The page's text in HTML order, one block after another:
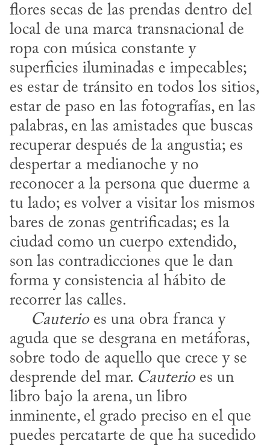
flores secas de las prendas dentro del
local de una marca transnacional de
ropa con música constante y
superficies iluminadas e impecables;
es estar de tránsito en todos los sitios,
estar de paso en las fotografías, en las
palabras, en las amistades que buscas
recuperar después de la angustia; es
despertar a medianoche y no
reconocer a la persona que duerme a
tu lado; es volver a visitar los mismos
bares de zonas gentrificadas; es la
ciudad como un cuerpo extendido,
son las contradicciones que le dan
forma y consistencia al hábito de
recorrer las calles.
Cauterio es una obra franca y
aguda que se desgrana en metáforas,
sobre todo de aquello que crece y se
desprende del mar. Cauterio es un
libro bajo la arena, un libro
inminente, el grado preciso en el que
puedes percatarte de que ha sucedido